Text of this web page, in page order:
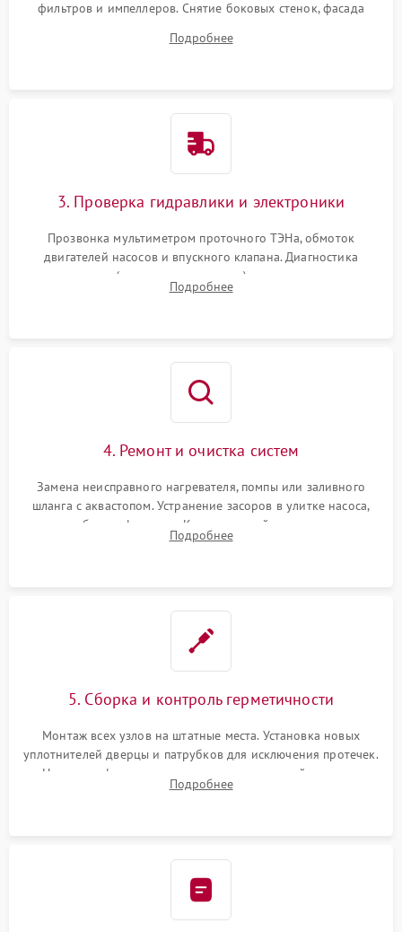
фильтров и импеллеров. Снятие боковых стенок, фасада
циркуляционному насосу, ТЭНу и сливной помпе.
Подробнее
3. Проверка гидравлики и электроники
Прозвонка мультиметром проточного ТЭНа, обмоток
двигателей насосов и впускного клапана. Диагностика
прессостата (датчика уровня воды), датчика мутности,
концевика дверцы и электронного модуля управления.
Подробнее
4. Ремонт и очистка систем
Замена неисправного нагревателя, помпы или заливного
шланга с аквастопом. Устранение засоров в улитке насоса,
патрубках и фильтрах. Компонентный ремонт платы
управления, восстановление поврежденной проводки.
Подробнее
5. Сборка и контроль герметичности
Монтаж всех узлов на штатные места. Установка новых
уплотнителей дверцы и патрубков для исключения протечек.
Надежная фиксация хомутов гидравлической системы,
сборка корпуса и установка датчика поплавка.
Подробнее